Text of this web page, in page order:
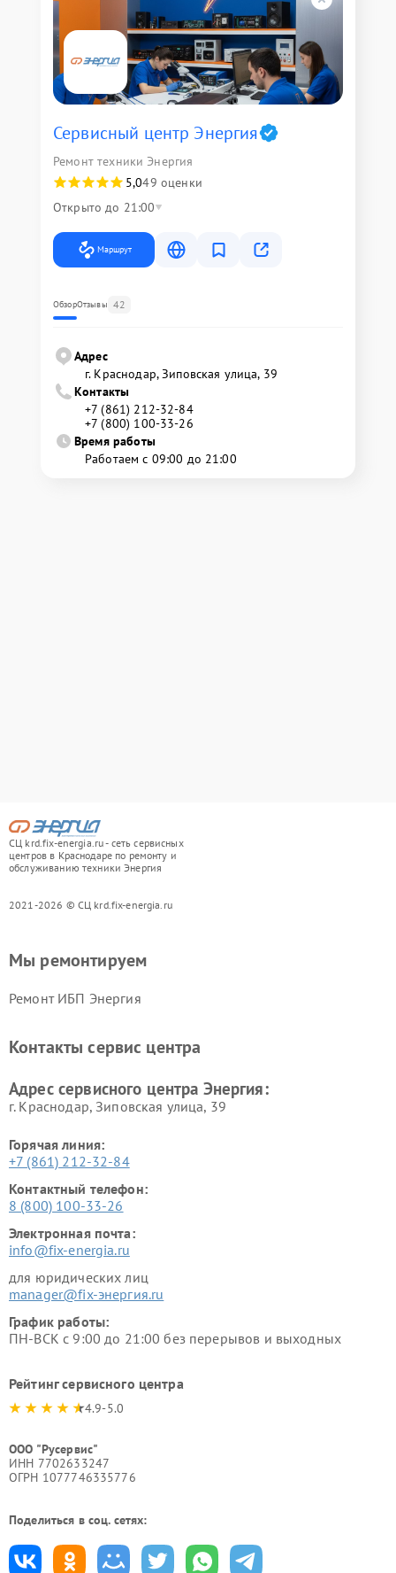
Сервисный центр Энергия
Ремонт техники Энергия
5,049 оценки
Открыто до 21:00
Маршрут
ОбзорОтзывы 42
Адрес
г. Краснодар, Зиповская улица, 39
Контакты
+7 (861) 212-32-84
+7 (800) 100-33-26
Время работы
Работаем с 09:00 до 21:00
СЦ krd.fix-energia.ru - сеть сервисных
центров в Краснодаре по ремонту и
обслуживанию техники Энергия
2021-2026 © СЦ krd.fix-energia.ru
Мы ремонтируем
Ремонт ИБП Энергия
Контакты сервис центра
Адрес сервисного центра Энергия:
г. Краснодар, Зиповская улица, 39
Горячая линия:
+7 (861) 212-32-84
Контактный телефон:
8 (800) 100-33-26
Электронная почта:
info@fix-energia.ru
для юридических лиц
manager@fix-энергия.ru
График работы:
ПН-ВСК с 9:00 до 21:00 без перерывов и выходных
Рейтинг сервисного центра
4.9-5.0
ООО "Русервис"
ИНН 7702633247
ОГРН 1077746335776
Поделиться в соц. сетях: